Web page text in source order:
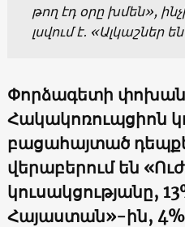
թող էդ օրը խմեն»,
լսվում է․ «Ալկաշներ
Փորձագետի
Հակակոռուպցիոն
բացահայտած
վերաբերում են
կուսակցությանը,
Հայաստան»-ին,